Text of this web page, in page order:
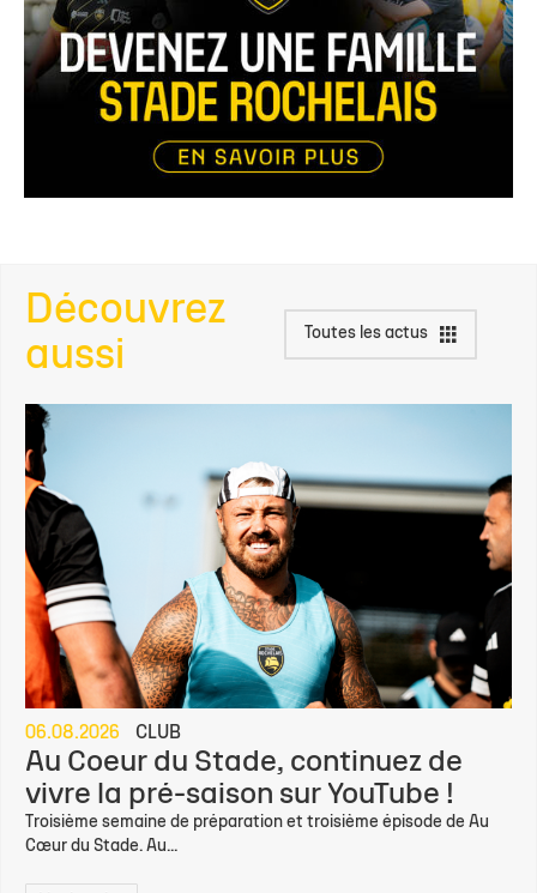
Découvrez
aussi
Toutes les actus
06.08.2026 CLUB
Au Coeur du Stade, continuez de
vivre la pré-saison sur YouTube !
Troisième semaine de préparation et troisième épisode de Au
Cœur du Stade. Au...